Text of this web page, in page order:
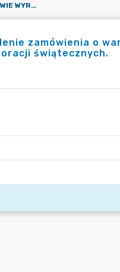
OR.0050.1322.2020_IMI W SPRAWIE WYRAŻENIA ZGODY NA UDZIELENIE ZAMÓWIENIA O WARTOŚCI DO 30.000 EURO I ZAWARCIE UMOWY NA DOSTAWĘ, MONTAŻ I DEMONTAŻ DEKORACJI ŚWIĄTECZNYCH.
zamówienia o
świątecznych.